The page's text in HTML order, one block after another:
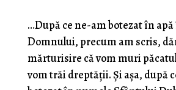
…După ce ne-am botezat în
Domnului, precum am scris,
mărturisire că vom muri
vom trăi dreptăţii. Şi aşa, după